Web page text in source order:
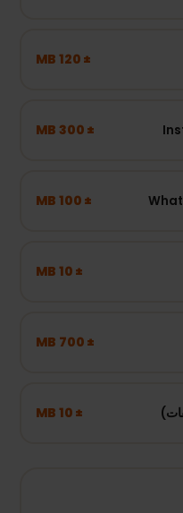
± 120 MB
± 300 MB
± 100 MB
± 10 MB
± 700 MB
± 10 MB